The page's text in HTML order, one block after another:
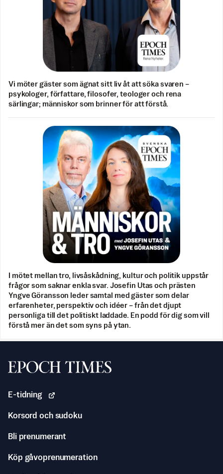
Vi möter gäster som ägnat sitt liv åt att söka svaren –
psykologer, författare, filosofer, teologer och rena
särlingar; människor som brinner för att förstå.
I mötet mellan tro, livsåskådning, kultur och politik uppstår
frågor som saknar enkla svar. Josefin Utas och prästen
Yngve Göransson leder samtal med gäster som delar
erfarenheter, perspektiv och idéer – från det djupt
personliga till det politiskt laddade. En podd för dig som vill
förstå mer än det som syns på ytan.
Svenska Epoch Times
E-tidning
Korsord och sudoku
Bli prenumerant
Köp gåvoprenumeration